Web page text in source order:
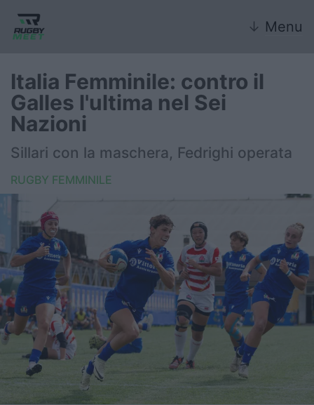
↓ Menu
Nazionale
Nazionali giovanili
Rugby Sevens
Internazionale
6 Nazioni
United Rugby Championship
Top14
Premiership
Champions Cup
Italia Femminile: contro il
Galles l'ultima nel Sei
Nazioni
Sillari con la maschera, Fedrighi operata
RUGBY FEMMINILE